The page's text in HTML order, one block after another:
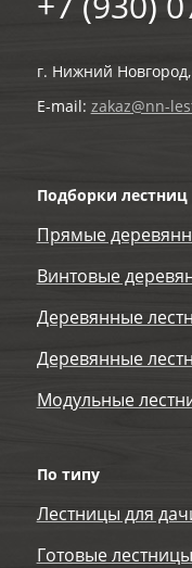
г. Нижний
E-mail: zakaz@nn-
Подборки лестниц
Прямые
Винтовые
Деревянные
Деревянные
Модульные
По типу
Лестницы для
Готовые лестницы